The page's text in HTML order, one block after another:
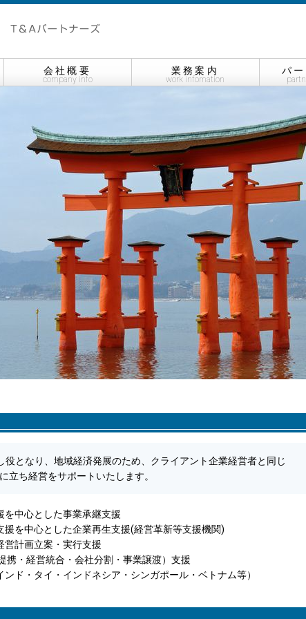
会社概要
company info
業務案内
work infomation
パ
となり、地域経済発展のため、クライアント企業経営者と同じ
立ち経営をサポートいたします。
を中心とした事業承継支援
援を中心とした企業再生支援(経営革新等支援機関)
営計画立案・実行支援
携・経営統合・会社分割・事業譲渡）支援
ンド・タイ・インドネシア・シンガポール・ベトナム等）